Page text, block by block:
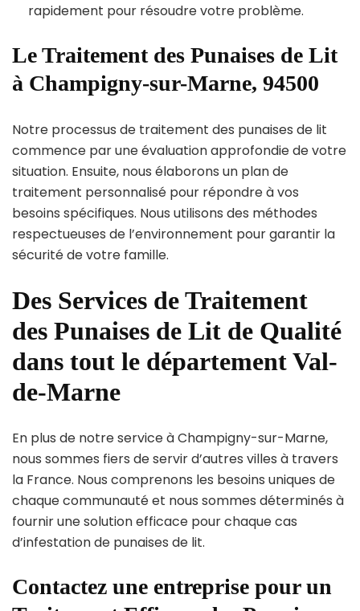
rapidement pour résoudre votre problème.
Le Traitement des Punaises de Lit
à Champigny-sur-Marne, 94500
Notre processus de traitement des punaises de lit
commence par une évaluation approfondie de votre
situation. Ensuite, nous élaborons un plan de
traitement personnalisé pour répondre à vos
besoins spécifiques. Nous utilisons des méthodes
respectueuses de l’environnement pour garantir la
sécurité de votre famille.
Des Services de Traitement
des Punaises de Lit de Qualité
dans tout le département Val-
de-Marne
En plus de notre service à Champigny-sur-Marne,
nous sommes fiers de servir d’autres villes à travers
la France. Nous comprenons les besoins uniques de
chaque communauté et nous sommes déterminés à
fournir une solution efficace pour chaque cas
d’infestation de punaises de lit.
Contactez une entreprise pour un